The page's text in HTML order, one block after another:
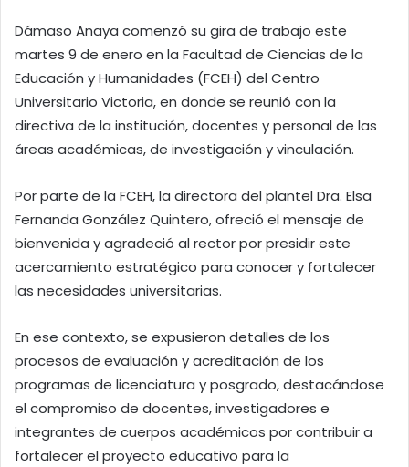
Dámaso Anaya comenzó su gira de trabajo este
martes 9 de enero en la Facultad de Ciencias de la
Educación y Humanidades (FCEH) del Centro
Universitario Victoria, en donde se reunió con la
directiva de la institución, docentes y personal de las
áreas académicas, de investigación y vinculación.
Por parte de la FCEH, la directora del plantel Dra. Elsa
Fernanda González Quintero, ofreció el mensaje de
bienvenida y agradeció al rector por presidir este
acercamiento estratégico para conocer y fortalecer
las necesidades universitarias.
En ese contexto, se expusieron detalles de los
procesos de evaluación y acreditación de los
programas de licenciatura y posgrado, destacándose
el compromiso de docentes, investigadores e
integrantes de cuerpos académicos por contribuir a
fortalecer el proyecto educativo para la